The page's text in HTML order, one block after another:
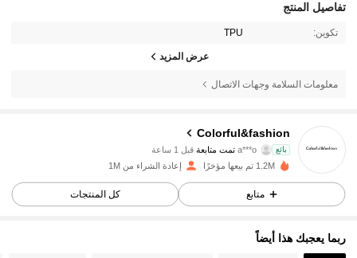
تفاصيل المنتج
تكوين: TPU
عرض المزيد
معلومات السلامة وجهات الاتصال
Colorful&fashion
بائع a***o تمت متابعة قبل 1 ساعة
4.88
1.2M تم بيعها مؤخرًا إعادة الشراء من 1M
متابع كل المنتجات
ربما يعجبك هذا أيضاً